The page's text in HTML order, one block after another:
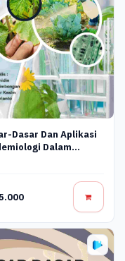
Dasar Dan Aplikasi
Dalam